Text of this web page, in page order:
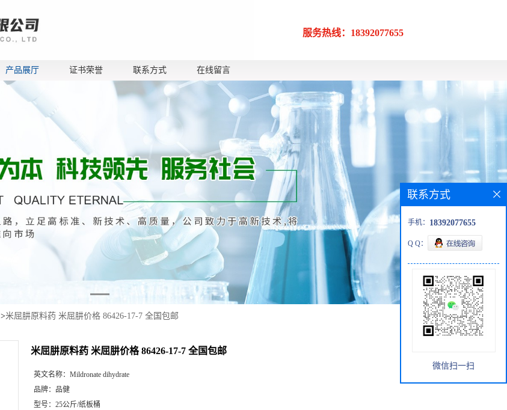
服务热线：18392077655
产品展厅 证书荣誉 联系方式 在线留言
>米屈肼原料药 米屈肼价格 86426-17-7 全国包邮
米屈肼原料药 米屈肼价格 86426-17-7 全国包邮
英文名称： Mildronate dihydrate
品牌： 品健
型号： 25公斤/纸板桶
联系方式
手机： 18392077655
Q Q：
微信扫一扫